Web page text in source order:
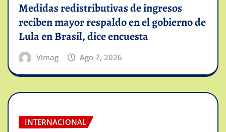
Medidas redistributivas de ingresos
reciben mayor respaldo en el gobierno de
Lula en Brasil, dice encuesta
Vimag Ago 7, 2026
INTERNACIONAL